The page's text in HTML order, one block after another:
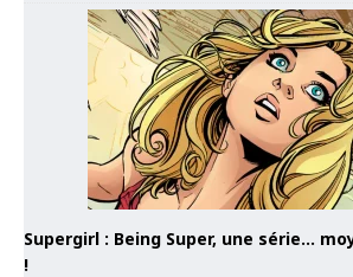
Supergirl : Being Super, une série…
!